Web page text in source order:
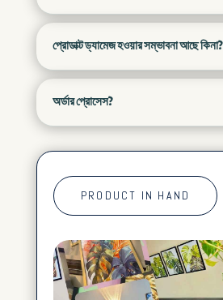
প্রোডাক্ট ড্যামেজ হওয়ার সম্ভাবনা আছে কিনা?
অর্ডার প্রোসেস?
PRODUCT IN HAND